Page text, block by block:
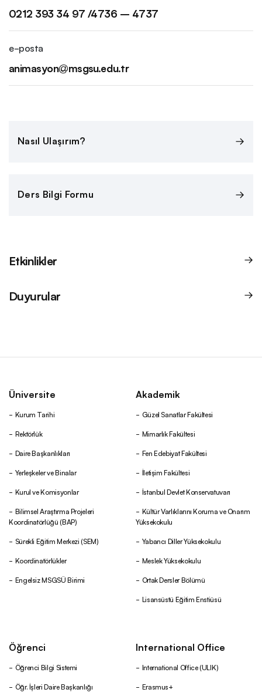
0212 393 34 97 /4736 – 4737
e-posta
animasyon@msgsu.edu.tr
Nasıl Ulaşırım?
Ders Bilgi Formu
Etkinlikler
Duyurular
Üniversite
Kurum Tarihi
Rektörlük
Daire Başkanlıkları
Yerleşkeler ve Binalar
Kurul ve Komisyonlar
Bilimsel Araştırma Projeleri
Koordinatörlüğü (BAP)
Sürekli Eğitim Merkezi (SEM)
Koordinatörlükler
Engelsiz MSGSÜ Birimi
Akademik
Güzel Sanatlar Fakültesi
Mimarlık Fakültesi
Fen Edebiyat Fakültesi
İletişim Fakültesi
İstanbul Devlet Konservatuvarı
Kültür Varlıklarını Koruma ve Onarım
Yüksekokulu
Yabancı Diller Yüksekokulu
Meslek Yüksekokulu
Ortak Dersler Bölümü
Lisansüstü Eğitim Enstiüsü
Öğrenci
Öğrenci Bilgi Sistemi
Öğr. İşleri Daire Başkanlığı
International Office
International Office (ULIK)
Erasmus+